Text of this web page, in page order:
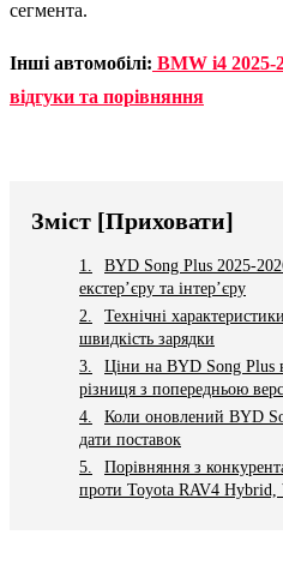
сегмента.
Інші автомобілі: BMW i4 2025-
відгуки та порівняння
Зміст [Приховати]
BYD Song Plus 2025-
екстер’єру та інтер’єру
Технічні
швидкість зарядки
Ціни на BYD Song Plus
різниця з попередньою
Коли оновлений BYD
дати поставок
Порівняння з
проти Toyota RAV4 Hybrid,